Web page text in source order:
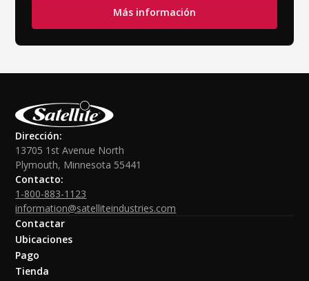
Más información
Dirección:
13705 1st Avenue North
Plymouth, Minnesota 55441
Contacto:
1-800-883-1123
information@satelliteindustries.com
Contactar
Ubicaciones
Pago
Tienda